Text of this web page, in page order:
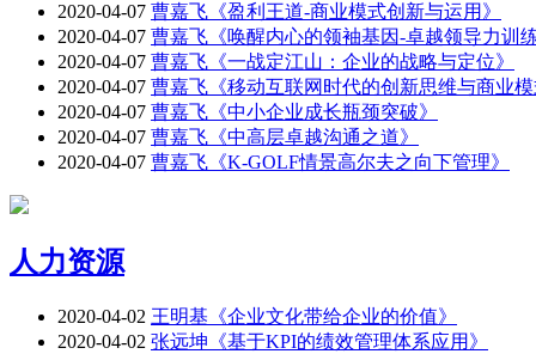
2020-04-07 曹嘉飞《盈利王道-商业模式创新与运用》
2020-04-07 曹嘉飞《唤醒内心的领袖基因-卓越领导力训
2020-04-07 曹嘉飞《一战定江山：企业的战略与定位》
2020-04-07 曹嘉飞《移动互联网时代的创新思维与商业
2020-04-07 曹嘉飞《中小企业成长瓶颈突破》
2020-04-07 曹嘉飞《中高层卓越沟通之道》
2020-04-07 曹嘉飞《K-GOLF情景高尔夫之向下管理》
人力资源
2020-04-02 王明基《企业文化带给企业的价值》
2020-04-02 张远坤《基于KPI的绩效管理体系应用》